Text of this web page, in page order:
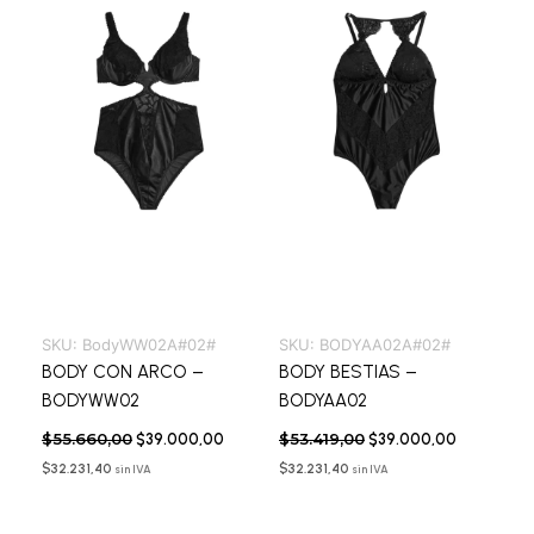
SKU: BodyWW02A#02#
BODY CON ARCO –
BODYWW02
$55.660,00 $39.000,00
$32.231,40 sin IVA
SKU: BODYAA02A#02#
BODY BESTIAS –
BODYAA02
$53.419,00 $39.000,00
$32.231,40 sin IVA